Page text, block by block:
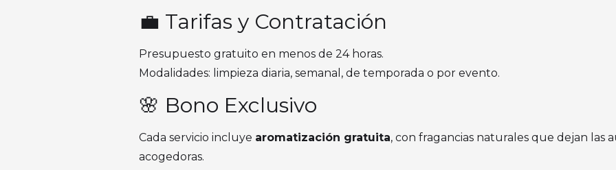
💼 Tarifas y Contratación
Presupuesto gratuito en menos de 24 horas.
Modalidades: limpieza diaria, semanal, de temporada o por evento.
🌸 Bono Exclusivo
Cada servicio incluye aromatización gratuita, con fragancias naturales que dejan las
acogedoras.